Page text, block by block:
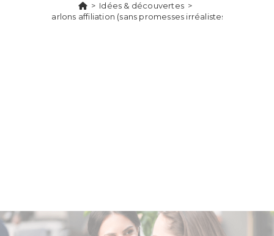
> Idées & découvertes >
Parlons affiliation (sans promesses irréalistes)